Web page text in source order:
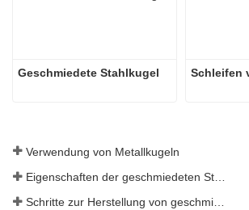
Geschmiedete Stahlkugel Schleifen
Verwendung von Metallkugeln
Schritte zur Herstellung von geschmiedeten Stahlkugeln